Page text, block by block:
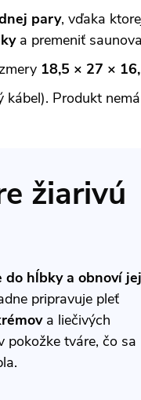
pary, vďaka
a premeniť
18,5 × 27 ×
Produkt
žiarivú
hĺbky a obnoví jej
pripravuje pleť
a liečivých
pokožke tváre, čo sa